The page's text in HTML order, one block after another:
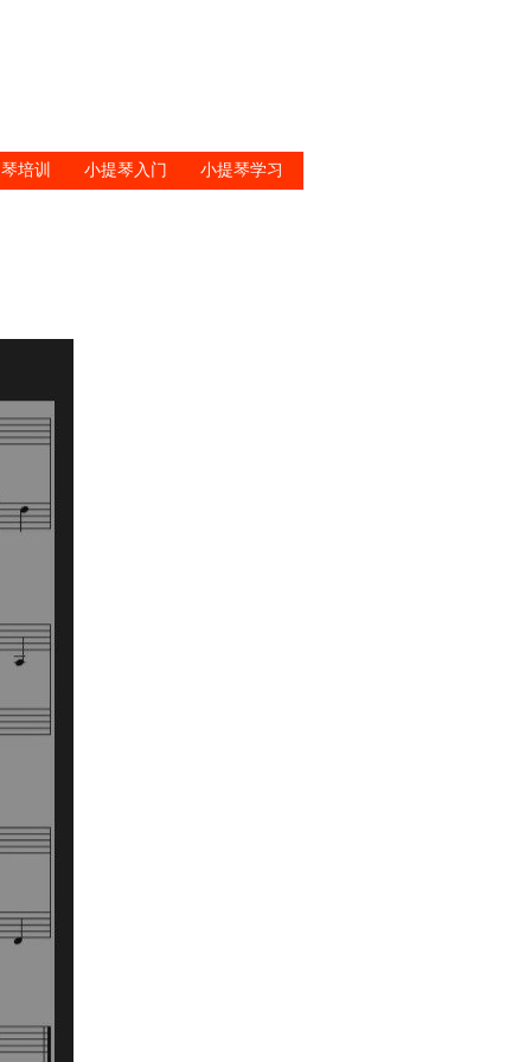
培训 小提琴入门 小提琴学习